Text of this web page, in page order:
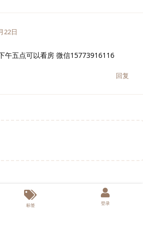
22日
午五点可以看房 微信15773916116
回复
标签 登录